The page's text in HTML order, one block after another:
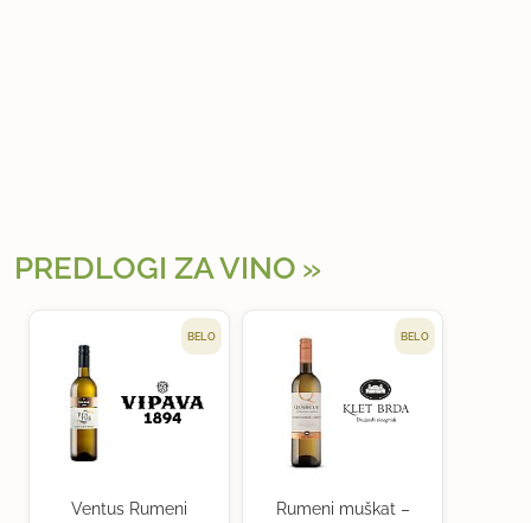
PREDLOGI ZA VINO
BELO
Ventus Rumeni
BELO
Rumeni muškat –